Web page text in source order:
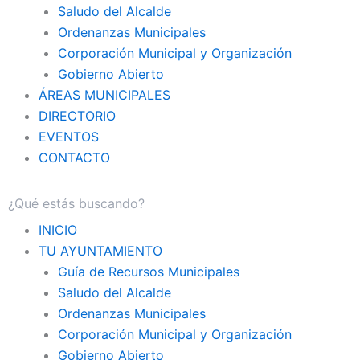
Saludo del Alcalde
Ordenanzas Municipales
Corporación Municipal y Organización
Gobierno Abierto
ÁREAS MUNICIPALES
DIRECTORIO
EVENTOS
CONTACTO
INICIO
TU AYUNTAMIENTO
Guía de Recursos Municipales
Saludo del Alcalde
Ordenanzas Municipales
Corporación Municipal y Organización
Gobierno Abierto